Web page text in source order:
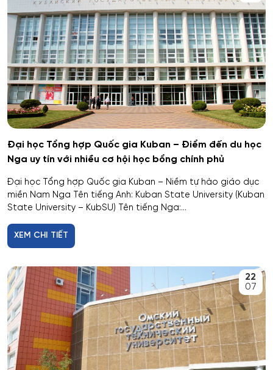
Hành chính công
Hóa dược
Hóa dầu và công nghệ sinh học
Hóa học
Hóa học cơ bản và ứng dụng
Hóa học, Vật lý và Cơ học Vật liệu
Hóa nông và khoa học đất nông nghiệp
Hóa sinh y học
Hải quan
Hệ thống an ninh thông tin – phân tích
Hệ thống chấp hành hàng không - vũ trụ
Hệ thống cơ điện đặc biệt
Đại học Tổng hợp Quốc gia Kuban – Điểm đến du học
Nga uy tín với nhiều cơ hội học bổng chính phủ
Đại học Tổng hợp Quốc gia Kuban – Niềm tự hào giáo dục
miền Nam Nga Tên tiếng Anh: Kuban State University (Kuban
State University – KubSU) Tên tiếng Nga:...
XEM CHI TIẾT
22
07